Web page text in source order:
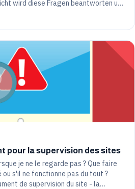
wird diese Fragen beantworten und
Wunsch, die eigene Arbeit zu
kann.
pour la supervision des sites
je ne le regarde pas ? Que faire
s'il ne fonctionne pas du tout ?
de supervision du site - la